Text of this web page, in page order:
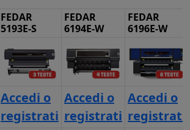
FEDAR
5193E-S
FEDAR
6194E-W
FEDAR
6196E-W
Accedi o
registrati
Accedi o
registrati
Accedi o
registrati